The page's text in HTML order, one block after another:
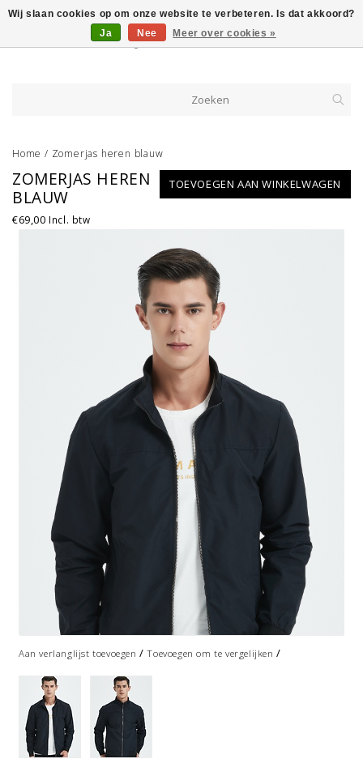
Home / Zomerjas heren blauw
TOEVOEGEN AAN WINKELWAGEN
ZOMERJAS HEREN
BLAUW
€69,00 Incl. btw
Aan verlanglijst toevoegen /Toevoegen om te vergelijken /
Wij slaan cookies op om onze website te verbeteren. Is dat akkoord?
Ja
Nee Meer over cookies »